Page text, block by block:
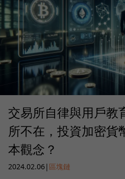
交易所自律與用戶教
所不在，投資加密貨
本觀念？
2024.02.06| 區塊鏈